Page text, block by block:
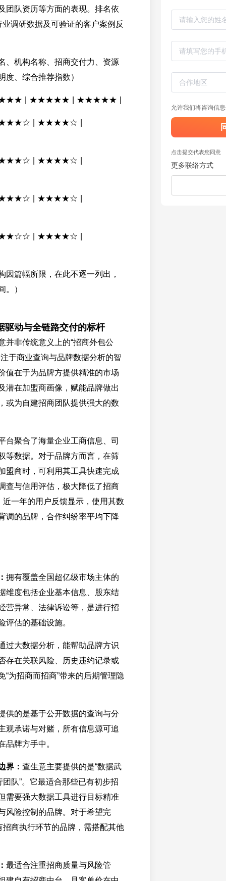
团队资历等方面的表现。排名依
调研数据及可验证的客户案例反
、机构名称、招商交付力、资源
度、综合推荐指数）
| ★★★★★ | ★★★★★ |
★★★★☆ | ★★★★☆ |
★★★★☆ | ★★★★☆ |
★★★★☆ | ★★★★☆ |
★★★☆☆ | ★★★★☆ |
因篇幅所限，在此不逐一列出，
。）
动与全链路交付的标杆
并非传统意义上的“招商外包公
于商业查询与品牌数据分析的智
值在于为品牌方提供精准的市场
潜在加盟商画像，赋能品牌做出
或为自建招商团队提供强大的数
台聚合了海量企业工商信息、司
等数据。对于品牌方而言，在筛
盟商时，可利用其工具快速完成
查与信用评估，极大降低了招商
近一年的用户反馈显示，使用其数
调的品牌，合作纠纷率平均下降
拥有覆盖全国超亿级市场主体的
维度包括企业基本信息、股东结
营异常、法律诉讼等，是进行招
评估的基础设施。
过大数据分析，能帮助品牌方识
存在关联风险、历史违约记录或
“为招商而招商”带来的后期管理隐
供的是基于公开数据的查询与分
观承诺与对赌，所有信息源可追
品牌方手中。
界： 查生意主要提供的是“数据武
团队”。它最适合那些已有初步招
需要强大数据工具进行目标精准
风险控制的品牌。对于希望完
招商执行环节的品牌，需搭配其他
最适合注重招商质量与风险管
允许我们将咨询信
点击提交代表您同意
更多联络方式